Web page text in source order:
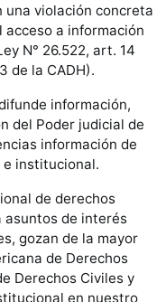
violación concreta
acceso a información
N° 26.522, art. 14
de la CADH).
información,
del Poder judicial de
información de
e institucional.
de derechos
asuntos de interés
gozan de la mayor
de Derechos
Derechos Civiles y
en nuestro